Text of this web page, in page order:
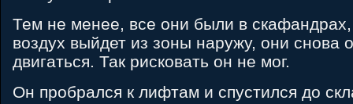
Тем не менее, все они были в скафандрах,
воздух выйдет из зоны наружу, они снова
двигаться. Так рисковать он не мог.
Он пробрался к лифтам и спустился до